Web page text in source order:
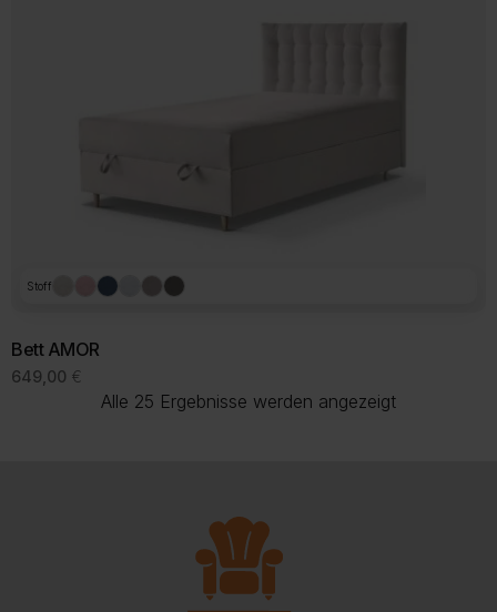
Stoff
Bett AMOR
649,00 €
Alle 25 Ergebnisse werden angezeigtNach